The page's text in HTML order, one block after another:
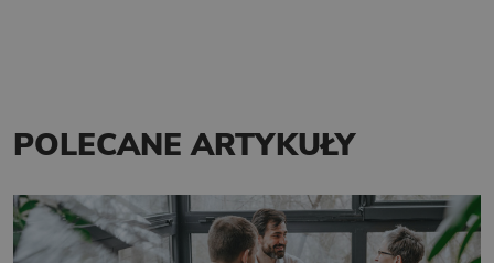
POLECANE ARTYKUŁY